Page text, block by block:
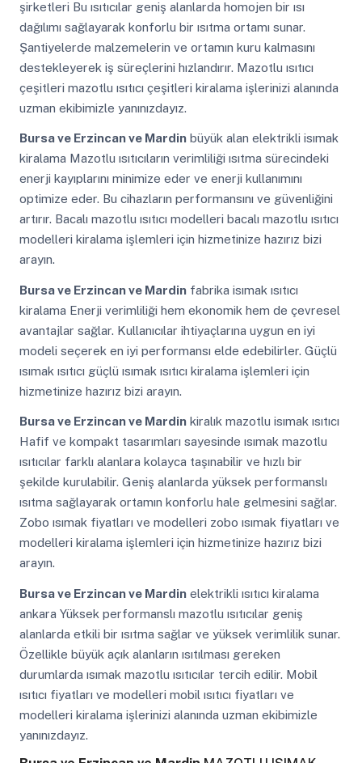
şirketleri Bu ısıtıcılar geniş alanlarda homojen bir ısı
dağılımı sağlayarak konforlu bir ısıtma ortamı sunar.
Şantiyelerde malzemelerin ve ortamın kuru kalmasını
destekleyerek iş süreçlerini hızlandırır. Mazotlu ısıtıcı
çeşitleri mazotlu ısıtıcı çeşitleri kiralama işlerinizi alanında
uzman ekibimizle yanınızdayız.
Bursa ve Erzincan ve Mardinbüyük alan elektrikli isımak
kiralama Mazotlu ısıtıcıların verimliliği ısıtma sürecindeki
enerji kayıplarını minimize eder ve enerji kullanımını
optimize eder. Bu cihazların performansını ve güvenliğini
artırır. Bacalı mazotlu ısıtıcı modelleri bacalı mazotlu ısıtıcı
modelleri kiralama işlemleri için hizmetinize hazırız bizi
arayın.
Bursa ve Erzincan ve Mardinfabrika isımak ısıtıcı
kiralama Enerji verimliliği hem ekonomik hem de çevresel
avantajlar sağlar. Kullanıcılar ihtiyaçlarına uygun en iyi
modeli seçerek en iyi performansı elde edebilirler. Güçlü
ısımak ısıtıcı güçlü ısımak ısıtıcı kiralama işlemleri için
hizmetinize hazırız bizi arayın.
Bursa ve Erzincan ve Mardinkiralık mazotlu isımak ısıtıcı
Hafif ve kompakt tasarımları sayesinde ısımak mazotlu
ısıtıcılar farklı alanlara kolayca taşınabilir ve hızlı bir
şekilde kurulabilir. Geniş alanlarda yüksek performanslı
ısıtma sağlayarak ortamın konforlu hale gelmesini sağlar.
Zobo ısımak fiyatları ve modelleri zobo ısımak fiyatları ve
modelleri kiralama işlemleri için hizmetinize hazırız bizi
arayın.
Bursa ve Erzincan ve Mardinelektrikli ısıtıcı kiralama
ankara Yüksek performanslı mazotlu ısıtıcılar geniş
alanlarda etkili bir ısıtma sağlar ve yüksek verimlilik sunar.
Özellikle büyük açık alanların ısıtılması gereken
durumlarda ısımak mazotlu ısıtıcılar tercih edilir. Mobil
ısıtıcı fiyatları ve modelleri mobil ısıtıcı fiyatları ve
modelleri kiralama işlerinizi alanında uzman ekibimizle
yanınızdayız.